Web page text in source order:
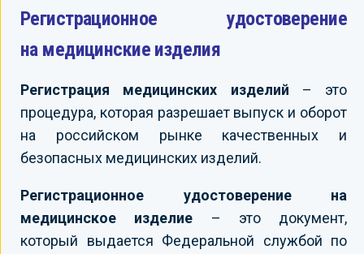
Регистрационное удостоверение
на медицинские изделия
Регистрация медицинских изделий – это
процедура, которая разрешает выпуск и оборот
на российском рынке качественных и
безопасных медицинских изделий.
Регистрационное удостоверение на
медицинское изделие – это документ,
который выдается Федеральной службой по